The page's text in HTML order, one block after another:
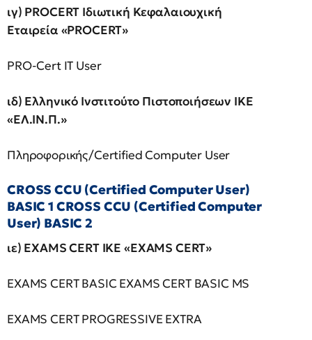
ιγ) PROCERT Ιδιωτική Κεφαλαιουχική
Εταιρεία «PROCERT»
PRO-Cert IT User
ιδ) Ελληνικό Ινστιτούτο Πιστοποιήσεων ΙΚΕ
«ΕΛ.ΙΝ.Π.»
Πληροφορικής/Certified Computer User
CROSS CCU (Certified Computer User)
BASIC 1 CROSS CCU (Certified Computer
User) BASIC 2
ιε) EXAMS CERT IKE «EXAMS CERT»
EXAMS CERT BASIC EXAMS CERT BASIC MS
EXAMS CERT PROGRESSIVE EXTRA